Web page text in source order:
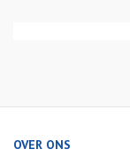
OVER ONS